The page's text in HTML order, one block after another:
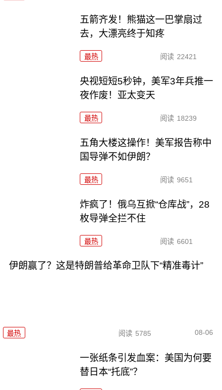
五箭齐发！熊猫这一巴掌扇过
去，大漂亮终于知疼
最热 阅读 22421
央视短短5秒钟，美军3年兵推一
夜作废！亚太变天
最热 阅读 18239
五角大楼这操作！美军报告称中
国导弹不如伊朗？
最热 阅读 9651
炸疯了！俄乌互掀“仓库战”，28
枚导弹全拦不住
最热 阅读 6601
伊朗赢了？这是特朗普给革命卫队下“精准毒计”
最热 阅读 5785 08-06
一张纸条引发血案：美国为何要
替日本“托底”？